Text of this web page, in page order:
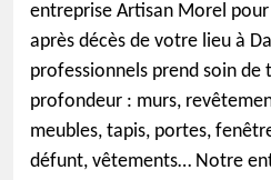
entreprise Artisan Morel pour
après décès de votre lieu à
professionnels prend soin
profondeur : murs,
meubles, tapis, portes,
défunt, vêtements… Notre